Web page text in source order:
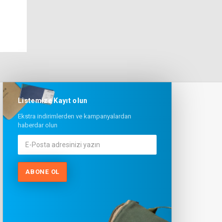
Listemize Kayıt olun
Ekstra indirimlerden ve kampanyalardan
haberdar olun
ABONE OL